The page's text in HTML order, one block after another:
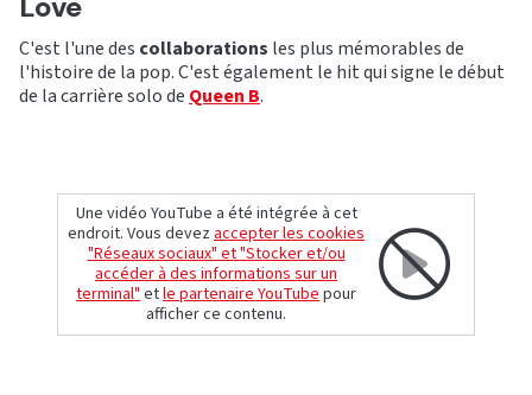
C'est l'une des collaborations les plus mémorables de
l'histoire de la pop. C'est également le hit qui signe le début
de la carrière solo de Queen B.
Une vidéo YouTube a été intégrée à cet
endroit. Vous devezaccepter les cookies
"Réseaux sociaux" et "Stocker et/ou
accéder à des informations sur un
terminal"etle partenaire YouTubepour
afficher ce contenu.